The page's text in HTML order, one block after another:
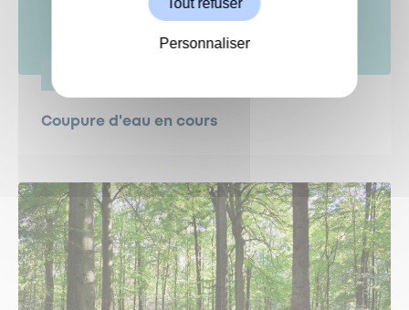
Coupure d'eau en cours
Personnaliser